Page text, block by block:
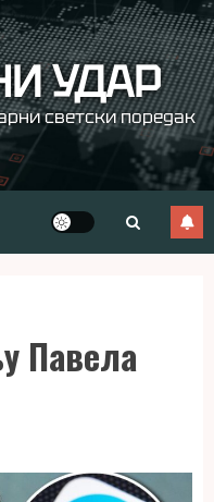
УДАР
светски поредак
Павела